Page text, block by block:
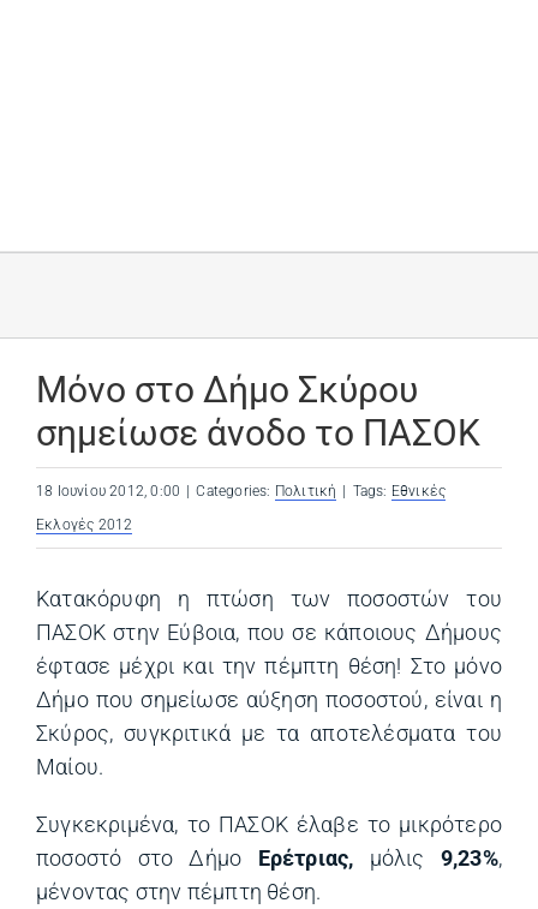
Μόνο στο Δήμο Σκύρου
σημείωσε άνοδο το ΠΑΣΟΚ
18 Ιουνίου 2012, 0:00 Categories: Πολιτική Tags: Εθνικές
Εκλογές 2012
Κατακόρυφη η πτώση των ποσοστών του
ΠΑΣΟΚ στην Εύβοια, που σε κάποιους Δήμους
έφτασε μέχρι και την πέμπτη θέση! Στο μόνο
Δήμο που σημείωσε αύξηση ποσοστού, είναι η
Σκύρος, συγκριτικά με τα αποτελέσματα του
Μαίου.
Συγκεκριμένα, το ΠΑΣΟΚ έλαβε το μικρότερο
ποσοστό στο Δήμο
Ερέτριας, μόλις 9,23%,
μένοντας στην πέμπτη θέση.